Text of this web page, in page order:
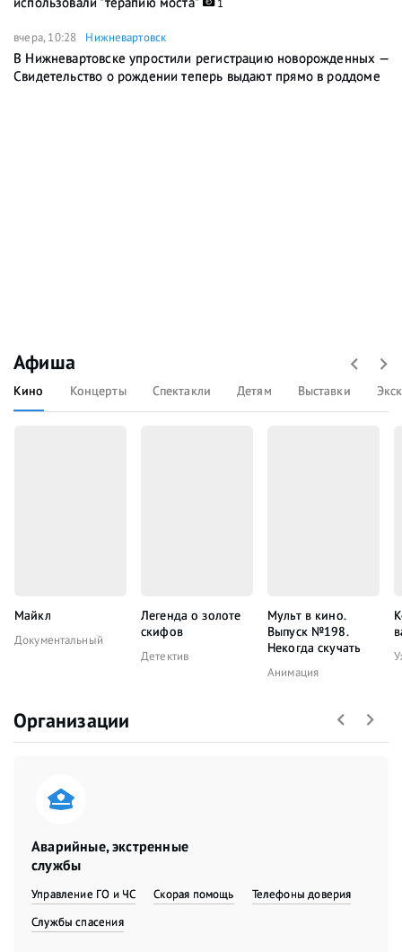
1
вчера, 10:28 Нижневартовск
В Нижневартовске упростили регистрацию новорожденных —
Свидетельство о рождении теперь выдают прямо в роддоме
Афиша
Кино Концерты Спектакли Детям Выставки
Майкл
Документальный
Легенда о золоте
скифов
Детектив
Мульт в кино.
Выпуск №198.
Некогда скучать
Анимация
Организации
Аварийные, экстренные
службы
Управление ГО и ЧС Скорая помощь
Телефоны доверия
Службы спасения